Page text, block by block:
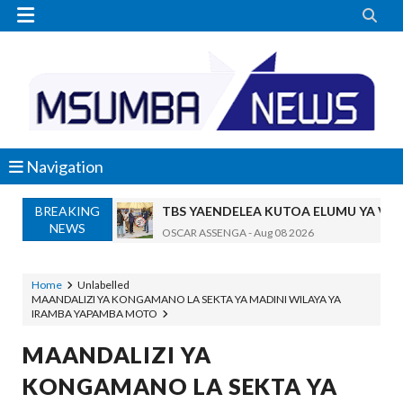
 
Navigation
BREAKING
NEWS
TBS YAENDELEA KUTOA ELUMU YA
OSCAR ASSENGA-Aug 08 2026
Nilishikilia Cheo Kile Kile Kwa Miaka
Niliteswa Na Ndoto Za Kutisha Usiku,
Zawadi- Aug 08 2026
Nilinusurika Jela Kwa Dhuluma, Mpaka
Home
Unlabelled
MAANDALIZI YA KONGAMANO LA SEKTA YA MADINI WILAYA YA
IRAMBA YAPAMBA MOTO
MAANDALIZI YA
KONGAMANO LA SEKTA YA